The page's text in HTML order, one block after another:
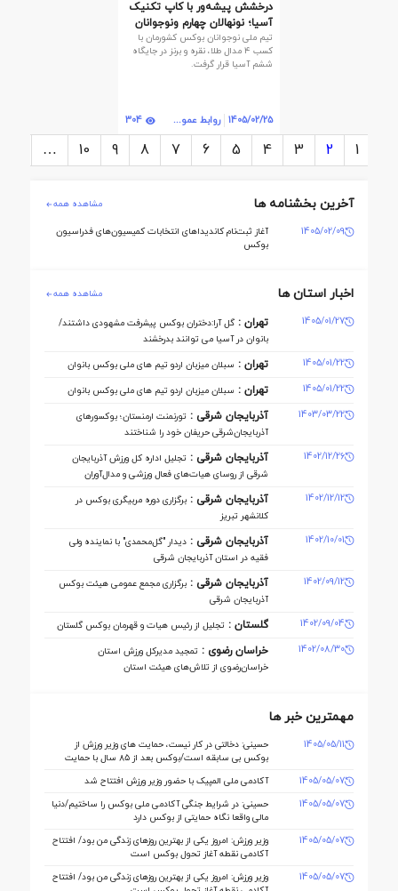
درخشش پیشه‌ور با کاپ تکنیک
آسیا؛ نونهالان چهارم ونوجوانان
ششم قاره کهن شدند
تیم ملی نوجوانان بوکس‌ کشورمان با
کسب ۴ مدال طلا، نقره و برنز در جایگاه
ششم آسیا قرار گرفت.
1405/02/25 روابط عمومی 304
1
2
3
4
5
6
7
8
9
10
…
آخرین بخشنامه ها مشاهده همه
1405/02/09
آغاز ثبت‌نام کاندیداهای انتخابات کمیسیون‌های فدراسیون
بوکس
اخبار استان ها مشاهده همه
1405/01/27 تهران : گل آرا:دختران بوکس پیشرفت مشهودی داشتند/
بانوان در آسیا می توانند بدرخشند
1405/01/22
تهران : سبلان میزبان اردو تیم های ملی بوکس بانوان
1405/01/22
تهران : سبلان میزبان اردو تیم های ملی بوکس بانوان
1403/03/22
آذربایجان شرقی : تورنمنت ارمنستان؛ بوکسورهای
آذربایجان‌شرقی حریفان خود را شناختند
1402/12/26
آذربایجان شرقی : تجلیل اداره کل ورزش آذربایجان
‌شرقی از روسای هیات‌های فعال ورزشی و مدال‌آوران
1402/12/12
آذربایجان شرقی : برگزاری دوره مربیگری بوکس در
کلانشهر تبریز
1402/10/01
آذربایجان شرقی : دیدار "گل‌محمدی" با نماینده ولی
فقیه در استان آذربایجان شرقی
1402/09/12
آذربایجان شرقی : برگزاری مجمع عمومی هیئت بوکس
آذربایجان شرقی
1402/09/04
گلستان : تجلیل از رئیس هیات و قهرمان بوکس گلستان
1402/08/30
خراسان رضوی : تمجید مدیرکل ورزش استان
خراسان‌رضوی از تلاش‌های هیئت استان
مهمترین خبر ها
1405/05/11
حسینی: دخالتی در کار نیست، حمایت های وزیر ورزش از
بوکس بی سابقه است/بوکس بعد از ۸۵ سال با حمایت
1405/05/07
آکادمی ملی المپیک با حضور وزیر ورزش افتتاح شد
1405/05/07
حسینی: در شرایط جنگی آکادمی ملی بوکس را ساختیم/دنیا
مالی واقعا نگاه حمایتی از بوکس دارد
1405/05/07
وزیر ورزش: امروز یکی از بهترین روزهای زندگی من بود/ افتتاح
آکادمی نقطه آغاز تحول بوکس است
1405/05/07
وزیر ورزش: امروز یکی از بهترین روزهای زندگی من بود/ افتتاح